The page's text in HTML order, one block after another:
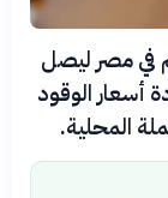
في مصر ليصل
بزيادة أسعار الوقود
المحلية.